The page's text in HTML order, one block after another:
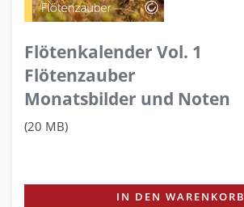
Flötenkalender Vol. 1
Flötenzauber
Monatsbilder und Noten
(20 MB)
IN DEN WARENKORB